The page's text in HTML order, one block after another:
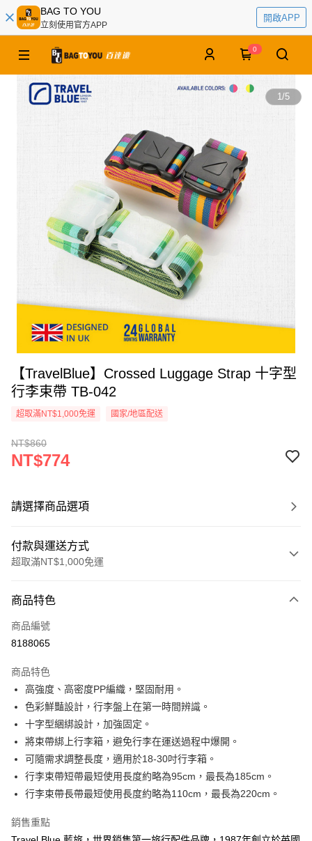
BAG TO YOU
立刻使用官方APP
開啟APP
0
1/5
【TravelBlue】Crossed Luggage Strap 十字型
行李束帶 TB-042
超取滿NT$1,000免運 國家/地區配送
NT$860
NT$774
請選擇商品選項
付款與運送方式
超取滿NT$1,000免運
信用卡一次付款
信用卡分期付款
合作金庫商業銀行
華南商業銀行
彰化商業銀行
上海商業儲蓄銀行
台北富邦商業銀行
國泰世華商業銀行
臺灣中小企業銀行
台中商業銀行
匯豐（台灣）商業銀行
華泰商業銀行
聯邦商業銀行
遠東國際商業銀行
元大商業銀行
永豐商業銀行
玉山商業銀行
星展（台灣）商業銀行
台灣樂天信用卡公司
6 期 0 利率 每期
華南商業銀行
彰化商業銀行
上海商業儲蓄銀行
國泰世華商業銀行
兆豐國際商業銀行
臺灣中小企業銀行
台中商業銀行
匯豐（台灣）商業銀行
華泰商業銀行
聯邦商業銀行
遠東國際商業銀行
元大商業銀行
永豐商業銀行
玉山商業銀行
超商取貨付款
LINE Pay
Apple Pay
街口支付
商品特色
商品編號
8188065
商品特色
高強度、高密度PP編織，堅固耐用。
色彩鮮豔設計，行李盤上在第一時間辨識。
十字型綑綁設計，加強固定。
將束帶綁上行李箱，避免行李在運送過程中爆開。
可隨需求調整長度，適用於18-30吋行李箱。
行李束帶短帶最短使用長度約略為95cm，最長為185cm。
行李束帶長帶最短使用長度約略為110cm，最長為220cm。
銷售重點